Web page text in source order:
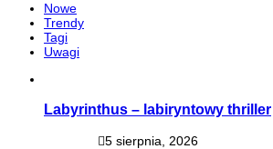
Nowe
Trendy
Tagi
Uwagi
Labyrinthus – labiryntowy thriller
5 sierpnia, 2026